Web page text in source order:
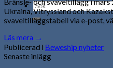
Ukraina, Vitryssland och
svaveltilläggstabell via e-post,
Läs mera →
Publicerad i Beweship nyheter
Senaste inlägg